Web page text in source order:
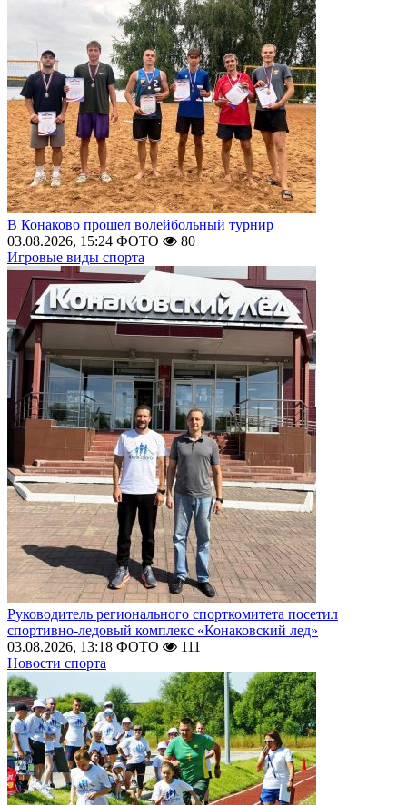
В Конаково прошел волейбольный турнир
03.08.2026, 15:24 ФОТО
80
Игровые виды спорта
Руководитель регионального спорткомитета посетил
спортивно-ледовый комплекс «Конаковский лед»
03.08.2026, 13:18 ФОТО
111
Новости спорта